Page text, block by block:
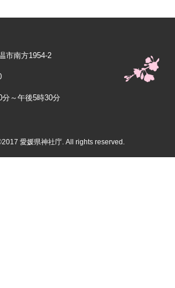
市南方1954-2
～午後5時30分
愛媛県神社庁. All rights reserved.